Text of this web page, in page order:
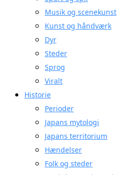
Musik og scenekunst
Kunst og håndværk
Dyr
Steder
Sprog
Viralt
Historie
Perioder
Japans mytologi
Japans territorium
Hændelser
Folk og steder